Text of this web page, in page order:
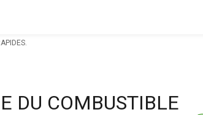
DU COMBUSTIBLE